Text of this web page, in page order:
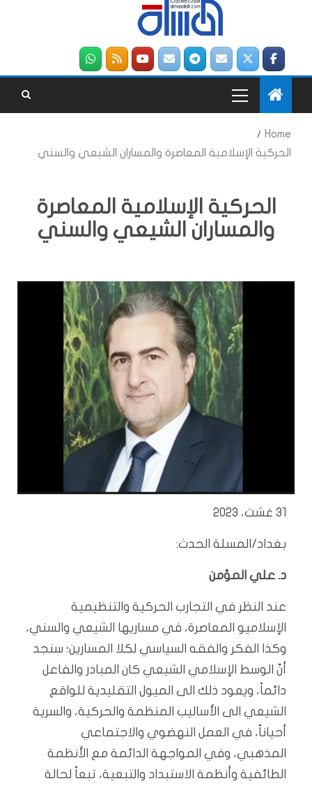
Home
الحركية الإسلامية المعاصرة والمساران الشيعي والسني
الحركية الإسلامية المعاصرة
والمساران الشيعي والسني
31 غشت، 2023
بغداد/المسلة الحدث:
د. علي المؤمن
عند النظر في التجارب الحركية والتنظيمية
الإسلاميو المعاصرة، في مساريها الشيعي والسني،
وكذا الفكر والفقه السياسي لكلا المسارين؛ سنجد
أنّ الوسط الإسلامي الشيعي كان المبادر والفاعل
دائماً، ويعود ذلك الى الميول التقليدية للواقع
الشيعي الى الأساليب المنظمة والحركية، والسرية
أحياناً، في العمل النهضوي والاجتماعي
المذهبي، وفي المواجهة الدائمة مع الأنظمة
الطائفية وأنظمة الاستبداد والتبعية، تبعاً لحالة